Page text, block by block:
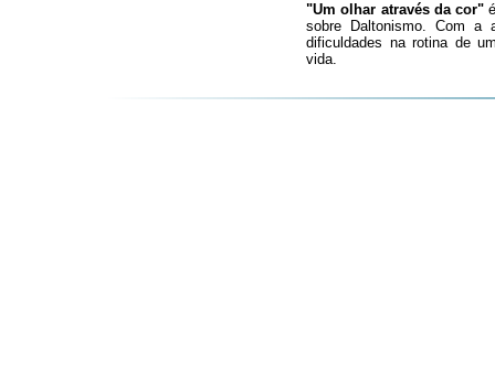
"Um olhar através da cor"
sobre Daltonismo. Com a
dificuldades na rotina de
vida.